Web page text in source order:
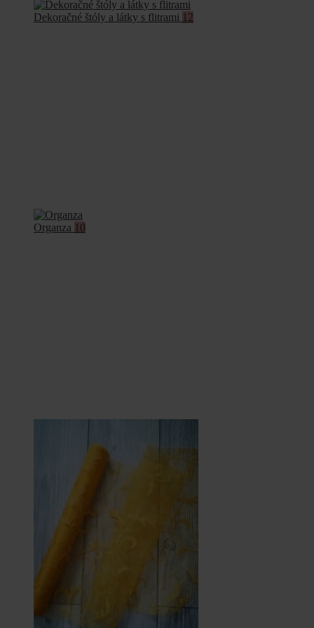
Dekoračné štóly a látky s flitrami 12
Organza 10